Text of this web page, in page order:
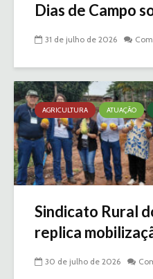
Dias de Campo
31 de julho de 2026
AGRICULTURA ATUAÇÃO
Sindicato Rural
replica
30 de julho de 2026